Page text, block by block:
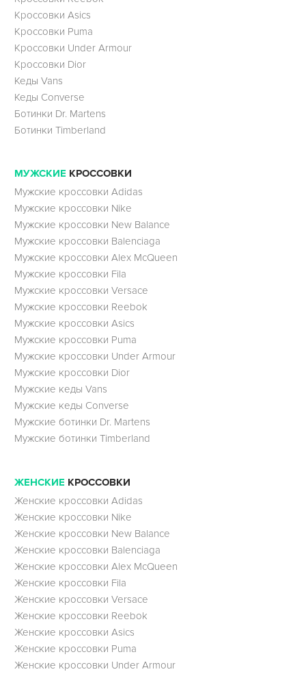
Кроссовки Asics
Кроссовки Puma
Кроссовки Under Armour
Кроссовки Dior
Кеды Vans
Кеды Converse
Ботинки Dr. Martens
Ботинки Timberland
МУЖСКИЕ КРОССОВКИ
Мужские кроссовки Adidas
Мужские кроссовки Nike
Мужские кроссовки New Balance
Мужские кроссовки Balenciaga
Мужские кроссовки Alex McQueen
Мужские кроссовки Fila
Мужские кроссовки Versace
Мужские кроссовки Reebok
Мужские кроссовки Asics
Мужские кроссовки Puma
Мужские кроссовки Under Armour
Мужские кроссовки Dior
Мужские кеды Vans
Мужские кеды Converse
Мужские ботинки Dr. Martens
Мужские ботинки Timberland
ЖЕНСКИЕ КРОССОВКИ
Женские кроссовки Adidas
Женские кроссовки Nike
Женские кроссовки New Balance
Женские кроссовки Balenciaga
Женские кроссовки Alex McQueen
Женские кроссовки Fila
Женские кроссовки Versace
Женские кроссовки Reebok
Женские кроссовки Asics
Женские кроссовки Puma
Женские кроссовки Under Armour